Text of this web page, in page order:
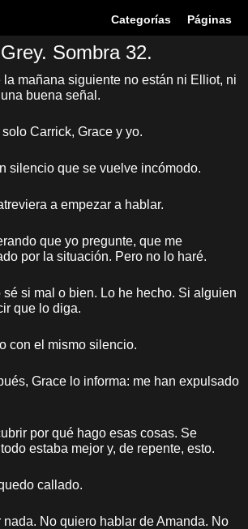
Categorías Páginas
Sombra 32.
la mañana siguiente no están ni Elliot, ni
buena señal.
Carrick, Grace y yo.
silencio que se vuelve incómodo.
a empezar a hablar.
que yo pregunte, que me
por la situación. Pero no lo haré.
sé si mal o bien. Lo he hecho. Si alguien
que lo diga.
con el mismo silencio.
Grace lo informa: me han expulsado
por qué hago esas cosas. Se
estaba mejor y, de repente, esto.
callado.
No quiero hablar de Amanda. No